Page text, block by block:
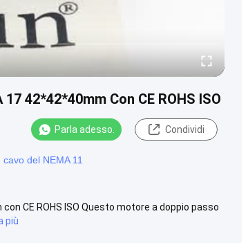
42*42*40mm Con CE ROHS ISO
Parla adesso. Condividi
del NEMA 11
CE ROHS ISO Questo motore a doppio passo
più